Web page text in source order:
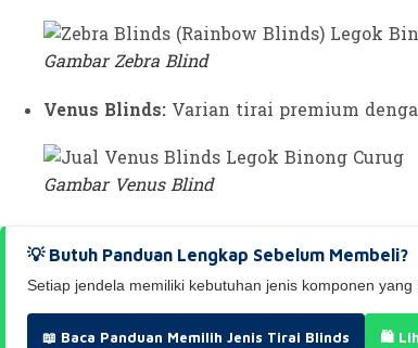
Gambar Zebra Blind
Venus Blinds: Varian tirai premium
Gambar Venus Blind
💡 Butuh Panduan Lengkap Sebelum Membeli?
Setiap jendela memiliki kebutuhan jenis komponen
📖 Baca Panduan Memilih Jenis Tirai Blinds 🛍️